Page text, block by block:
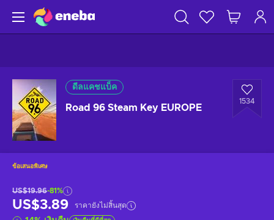
ดีลแคชแบ็ค
Road 96 Steam Key EUROPE
1534
ข้อเสนอพิเศษ
US$19.96-81%
US$3.89 ราคายังไม่สิ้นสุด